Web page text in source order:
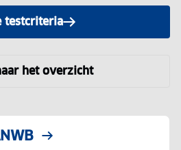
testcriteria
het overzicht